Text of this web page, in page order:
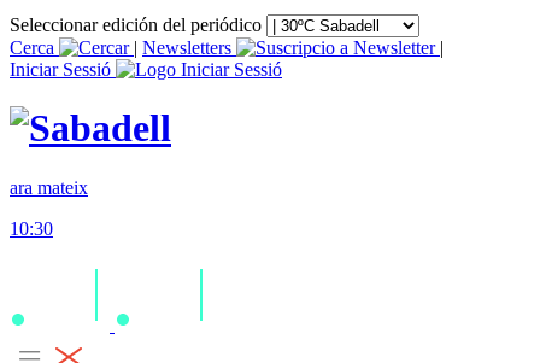
Seleccionar edición del periódico
Cerca
| Newsletters
|
Iniciar Sessió
ara mateix
10:30